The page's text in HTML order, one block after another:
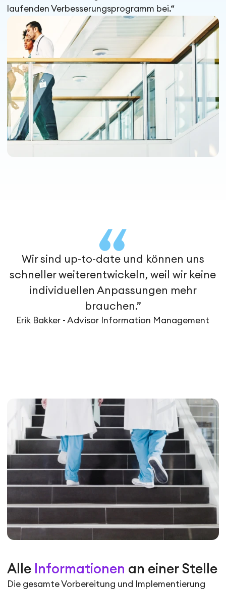
laufenden Verbesserungsprogramm bei.“
Wir sind up-to-date und können uns
schneller weiterentwickeln, weil wir keine
individuellen Anpassungen mehr
brauchen.”
Erik Bakker - Advisor Information Management
Alle Informationen an einer Stelle
Die gesamte Vorbereitung und Implementierung